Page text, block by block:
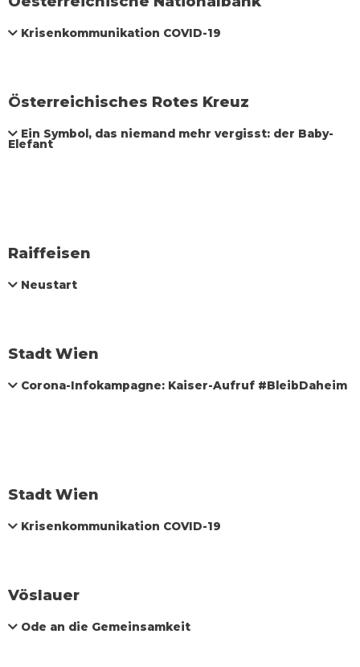
Krisenkommunikation COVID-19
Österreichisches Rotes Kreuz
Ein Symbol, das niemand mehr vergisst: der Baby-
Elefant
Raiffeisen
Neustart
Stadt Wien
Corona-Infokampagne: Kaiser-Aufruf #BleibDaheim
Stadt Wien
Krisenkommunikation COVID-19
Vöslauer
Ode an die Gemeinsamkeit